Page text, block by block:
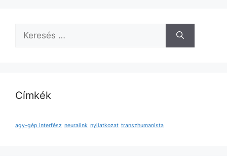
Keresés:
Címkék
agy-gép interfész neuralink nyilatkozat transzhumanista